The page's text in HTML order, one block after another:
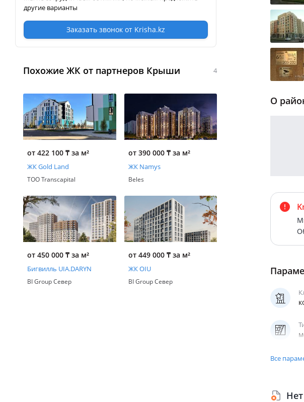
другие варианты
Заказать звонок от Krisha.kz
Похожие ЖК от партнеров Крыши 4
от 422 100 ₸ за м²
ЖК Gold Land
ТОО Transcapital
от 390 000 ₸за м²
ЖК Namys
Beles
от 450 000 ₸ за м²
Бигвилль UIA.DARYN
BI Group Север
от 449 000 ₸за м²
ЖК OIU
BI Group Север
О
Все